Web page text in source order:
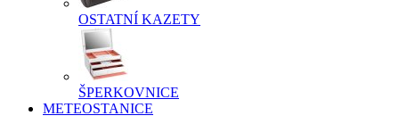
OSTATNÍ KAZETY
ŠPERKOVNICE
METEOSTANICE